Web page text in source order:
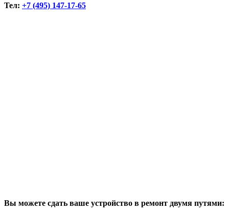
Тел: +7 (495) 147-17-65
Вы можете сдать ваше устройство в ремонт двумя путями: